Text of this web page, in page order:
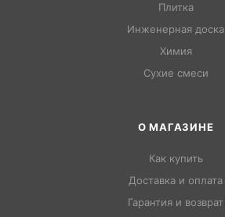
Плитка
Инженерная доска
Химия
Сухие смеси
О МАГАЗИНЕ
Как купить
Доставка и оплата
Гарантия и возврат